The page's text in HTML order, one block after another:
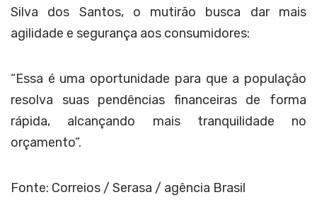
Silva dos Santos, o mutirão busca dar mais
agilidade e segurança aos consumidores:
“Essa é uma oportunidade para que a população
resolva suas pendências financeiras de forma
rápida, alcançando mais tranquilidade no
orçamento”.
Fonte: Correios / Serasa / agência Brasil